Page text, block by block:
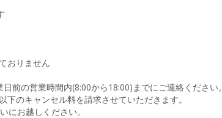
おりません
前の営業時間内(8:00から18:00)までにご連絡ください。
のキャンセル料を請求させていただきます。
にお越しください。